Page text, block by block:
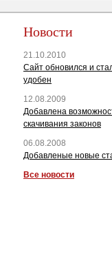
Новости
21.10.2010
Сайт обновился и
удобен
12.08.2009
Добавлена
скачивания законов
06.08.2008
Добавленые новые
Все новости